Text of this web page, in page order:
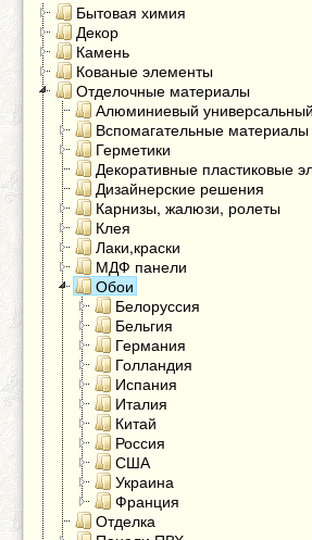
Бытовая химия
Декор
Камень
Кованые элементы
Отделочные материалы
Алюминиевый
Вспомагательные материалы
Герметики
Декоративные пластиковые
Дизайнерские решения
Карнизы, жалюзи, ролеты
Клея
Лаки,краски
МДФ панели
Обои
Белоруссия
Бельгия
Германия
Голландия
Испания
Италия
Китай
Россия
США
Украина
Франция
Отделка